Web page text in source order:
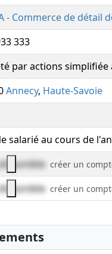
- Commerce de détail
333
par actions simplifiée
Annecy, Haute-Savoie
salarié au cours de
créer un
créer un